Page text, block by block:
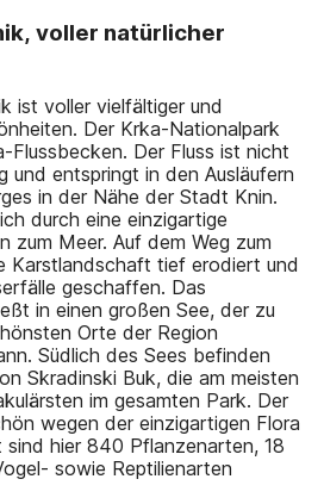
voller natürlicher
ist voller vielfältiger und
Der Krka-Nationalpark
Flussbecken. Der Fluss ist nicht
und entspringt in den Ausläufern
in der Nähe der Stadt Knin.
durch eine einzigartige
zum Meer. Auf dem Weg zum
Karstlandschaft tief erodiert und
geschaffen. Das
in einen großen See, der zu
Orte der Region
Südlich des Sees befinden
Skradinski Buk, die am meisten
im gesamten Park. Der
wegen der einzigartigen Flora
sind hier 840 Pflanzenarten, 18
sowie Reptilienarten